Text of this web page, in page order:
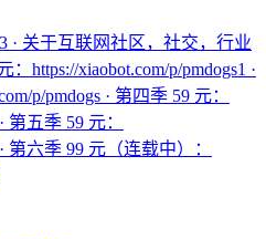
· 关于互联网社区，社交，行业
https://xiaobot.com/p/pmdogs1 ·
p/pmdogs · 第四季 59 元：
第五季 59 元：
第六季 99 元（连载中）：